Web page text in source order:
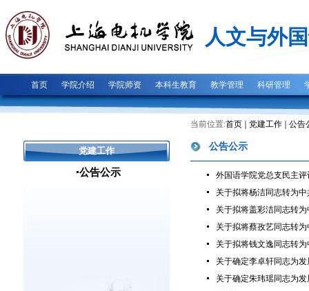
人文与外
首页 学院介绍 学院师资 本科生教育 教学管理 科研管理
党建工作
公告公示
当前位置:首页 党建工作 公告
公告公示
外国语学院党总支民主
关于拟将杨洁同志转为
关于拟将盖彩洁同志转
关于拟将蔡孜艺同志转
关于拟将钱文逸同志转
关于确定李卓轩同志为
关于确定朱玮瑶同志为